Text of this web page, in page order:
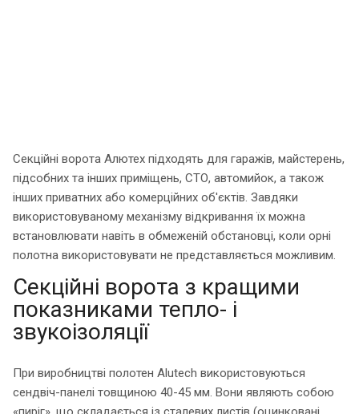
Секційні ворота Алютех підходять для гаражів, майстерень,
підсобних та інших приміщень, СТО, автомийок, а також
інших приватних або комерційних об'єктів. Завдяки
використовуваному механізму відкривання їх можна
встановлювати навіть в обмеженій обстановці, коли орні
полотна використовувати не представляється можливим.
Секційні ворота з кращими
показниками тепло- і
звукоізоляції
При виробництві полотен Alutech використовуються
сендвіч-панелі товщиною 40-45 мм. Вони являють собою